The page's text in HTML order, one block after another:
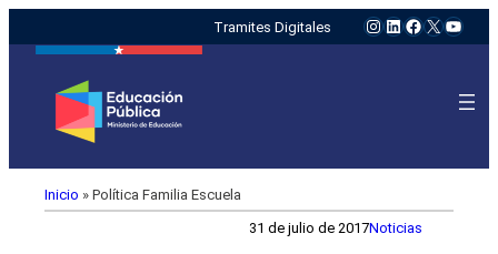
Tramites Digitales Instagram
LinkedIn
Facebook
X
Inicio » Política Familia Escuela
31 de julio de 2017Noticias